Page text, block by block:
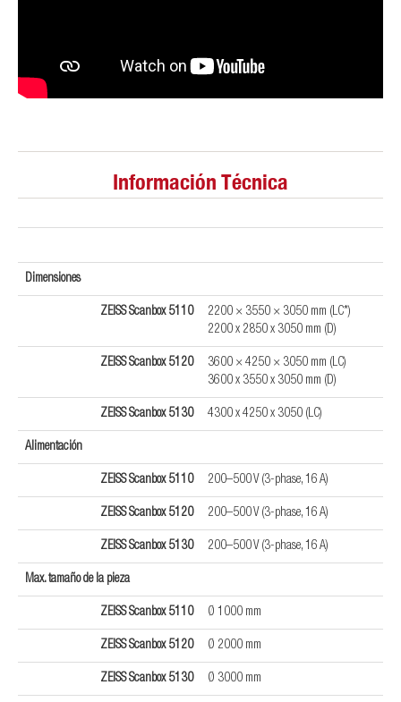
Información Técnica
Dimensiones
ZEISS Scanbox 5110
2200 × 3550 × 3050 mm (LC*)
2200 x 2850 x 3050 mm (D)
ZEISS Scanbox 5120
3600 × 4250 × 3050 mm (LC)
3600 x 3550 x 3050 mm (D)
ZEISS Scanbox 5130 4300 x 4250 x 3050 (LC)
Alimentación
ZEISS Scanbox 5110 200–500 V (3-phase, 16 A)
ZEISS Scanbox 5120 200–500 V (3-phase, 16 A)
ZEISS Scanbox 5130 200–500 V (3-phase, 16 A)
Max. tamaño de la pieza
ZEISS Scanbox 5110 Ø 1000 mm
ZEISS Scanbox 5120 Ø 2000 mm
ZEISS Scanbox 5130 Ø 3000 mm